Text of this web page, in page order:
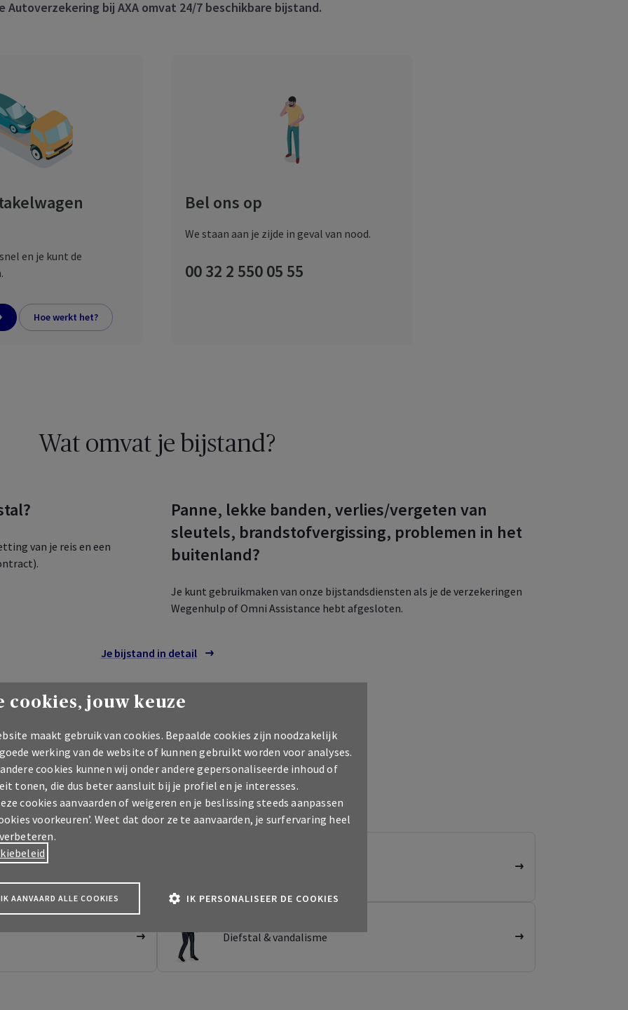
Autoverzekering bij AXA omvat 24/7 beschikbare bijstand.
en je kunt de
Hoe werkt het?
Bel ons op
We staan aan je zijde in geval van nood.
00 32 2 550 05 55
Wat omvat je bijstand?
van je reis en een
Panne, lekke banden, verlies/vergeten van
sleutels, brandstofvergissing, problemen in het
buitenland?
Je kunt gebruikmaken van onze bijstandsdiensten als je de verzekeringen
Wegenhulp of Omni Assistance hebt afgesloten.
Je bijstand in detail
Wat te doen bij...
Diefstal & vandalisme
cookies, jouw keuze
maakt gebruik van cookies. Bepaalde cookies zijn noodzakelijk
werking van de website of kunnen gebruikt worden voor analyses.
cookies kunnen wij onder andere gepersonaliseerde inhoud of
tonen, die dus beter aansluit bij je profiel en je interesses.
cookies aanvaarden of weigeren en je beslissing steeds aanpassen
voorkeuren’. Weet dat door ze te aanvaarden, je surfervaring heel
IK AANVAARD ALLE COOKIES IK PERSONALISEER DE COOKIES